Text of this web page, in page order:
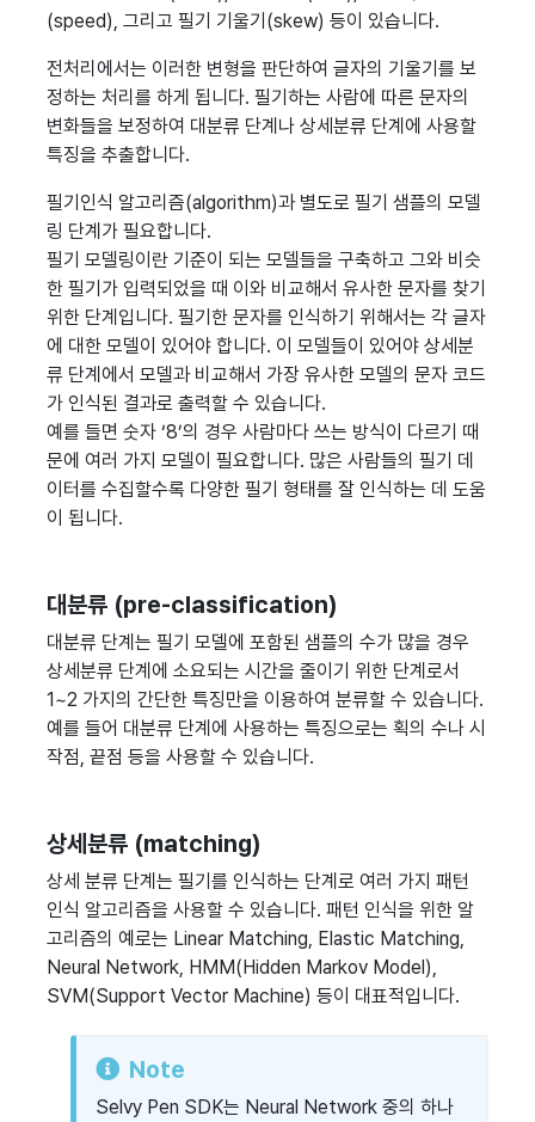
(speed), 그리고 필기 기울기(skew) 등이 있습니다.
전처리에서는 이러한 변형을 판단하여 글자의 기울기를 보
정하는 처리를 하게 됩니다. 필기하는 사람에 따른 문자의
변화들을 보정하여 대분류 단계나 상세분류 단계에 사용할
특징을 추출합니다.
필기인식 알고리즘(algorithm)과 별도로 필기 샘플의 모델
링 단계가 필요합니다.
필기 모델링이란 기준이 되는 모델들을 구축하고 그와 비슷
한 필기가 입력되었을 때 이와 비교해서 유사한 문자를 찾기
위한 단계입니다. 필기한 문자를 인식하기 위해서는 각 글자
에 대한 모델이 있어야 합니다. 이 모델들이 있어야 상세분
류 단계에서 모델과 비교해서 가장 유사한 모델의 문자 코드
가 인식된 결과로 출력할 수 있습니다.
예를 들면 숫자 ‘8’의 경우 사람마다 쓰는 방식이 다르기 때
문에 여러 가지 모델이 필요합니다. 많은 사람들의 필기 데
이터를 수집할수록 다양한 필기 형태를 잘 인식하는 데 도움
이 됩니다.
대분류 (pre-classification)
대분류 단계는 필기 모델에 포함된 샘플의 수가 많을 경우
상세분류 단계에 소요되는 시간을 줄이기 위한 단계로서
1~2 가지의 간단한 특징만을 이용하여 분류할 수 있습니다.
예를 들어 대분류 단계에 사용하는 특징으로는 획의 수나 시
작점, 끝점 등을 사용할 수 있습니다.
상세분류 (matching)
상세 분류 단계는 필기를 인식하는 단계로 여러 가지 패턴
인식 알고리즘을 사용할 수 있습니다. 패턴 인식을 위한 알
고리즘의 예로는 Linear Matching, Elastic Matching,
Neural Network, HMM(Hidden Markov Model),
SVM(Support Vector Machine) 등이 대표적입니다.
Note
Selvy Pen SDK는 Neural Network 중의 하나